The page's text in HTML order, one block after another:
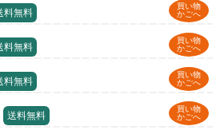
買い物
かごへ
料無料
買い物
かごへ
料無料
買い物
かごへ
料無料
買い物
かごへ
送料無料